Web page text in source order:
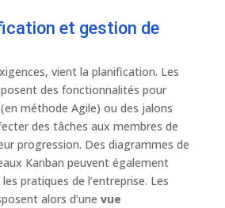
et gestion de
vient la planification. Les
des fonctionnalités pour
méthode Agile) ou des jalons
des tâches aux membres de
progression. Des diagrammes de
Kanban peuvent également
pratiques de l’entreprise. Les
alors d’une vue